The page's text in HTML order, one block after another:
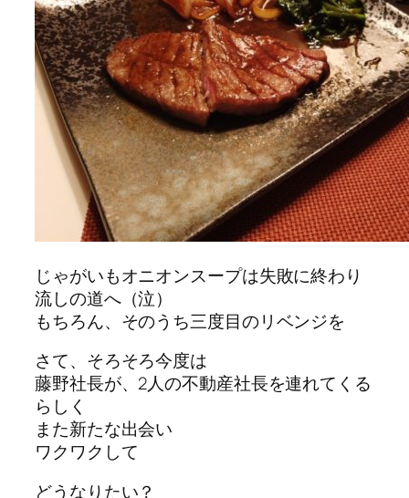
じゃがいもオニオンスープは失敗に終わり
流しの道へ（泣）
もちろん、そのうち三度目のリベンジを
さて、そろそろ今度は
藤野社長が、2人の不動産社長を連れてくる
らしく
また新たな出会い
ワクワクして
どうなりたい？